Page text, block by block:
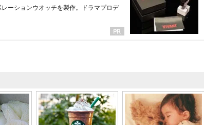
ーションウオッチを製作。ドラマプロデ